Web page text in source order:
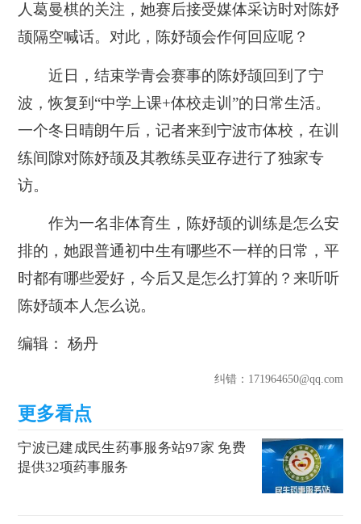
人葛曼棋的关注，她赛后接受媒体采访时对陈妤
颉隔空喊话。对此，陈妤颉会作何回应呢？
近日，结束学青会赛事的陈妤颉回到了宁
波，恢复到“中学上课+体校走训”的日常生活。
一个冬日晴朗午后，记者来到宁波市体校，在训
练间隙对陈妤颉及其教练吴亚存进行了独家专
访。
作为一名非体育生，陈妤颉的训练是怎么安
排的，她跟普通初中生有哪些不一样的日常，平
时都有哪些爱好，今后又是怎么打算的？来听听
陈妤颉本人怎么说。
编辑： 杨丹
纠错：171964650@qq.com
宁波已建成民生药事服务站97家 免费
提供32项药事服务